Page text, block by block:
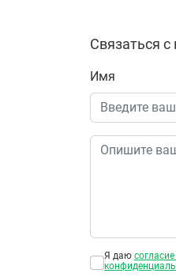
Связаться с
Имя
Я даю